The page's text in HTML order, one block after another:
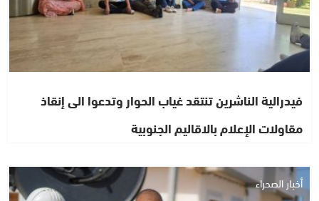
فيدرالية الناشرين تنتقد غياب الحوار وتدعوا الى إنقاذ
مقاولات الإعلام بالاقاليم الجنوبية
أخبار الصحراء